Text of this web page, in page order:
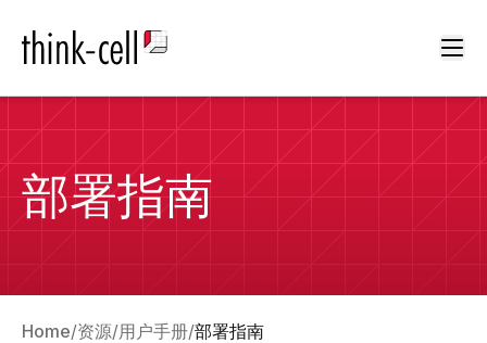
部署指南
Home 资源 用户手册 部署指南